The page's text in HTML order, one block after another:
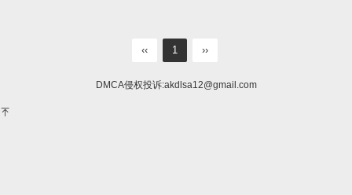
‹‹ 1 ››
DMCA侵权投诉:akdlsa12@gmail.com